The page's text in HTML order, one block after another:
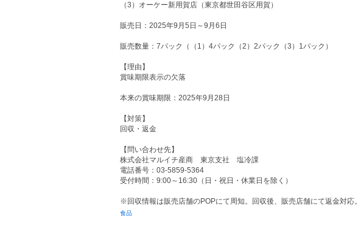
（3）オーケー新用賀店（東京都世田谷区用賀）
販売日：2025年9月5日～9月6日
販売数量：7パック（（1）4パック（2）2パック（3）1パック）
【理由】
賞味期限表示の欠落
本来の賞味期限：2025年9月28日
【対策】
回収・返金
【問い合わせ先】
株式会社マルイチ産商 東京支社 塩冷課
電話番号：03-5859-5364
受付時間：9:00～16:30（日・祝日・休業日を除く）
※回収情報は販売店舗のPOPにて周知。回収後、販売店舗にて返金対応。
食品